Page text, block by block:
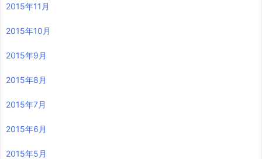
2015年11月
2015年10月
2015年9月
2015年8月
2015年7月
2015年6月
2015年5月